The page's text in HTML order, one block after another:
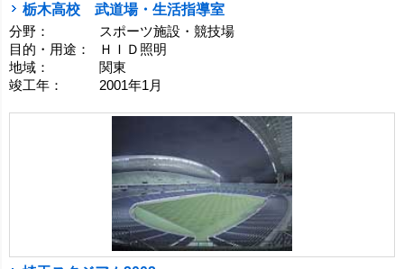
栃木高校 武道場・生活指導室
分野：
スポーツ施設・競技場
目的・用途：
ＨＩＤ照明
地域：
関東
竣工年：
2001年1月